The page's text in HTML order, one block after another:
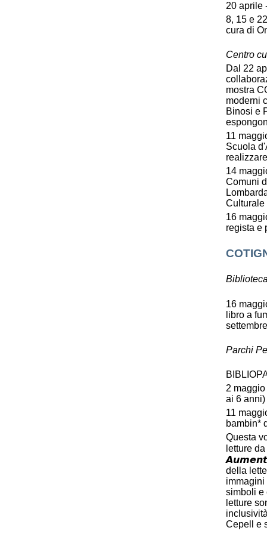
20 aprile
8, 15 e
cura di
Centro
Dal 22
mostra
moderni
Binosi e
11
Scuola
14
Comuni
Culturale
16
regista e
16
libro a
Parchi
2
ai 6 anni)
11
bambin*
Questa
letture
della
simboli e
letture
Cepell e